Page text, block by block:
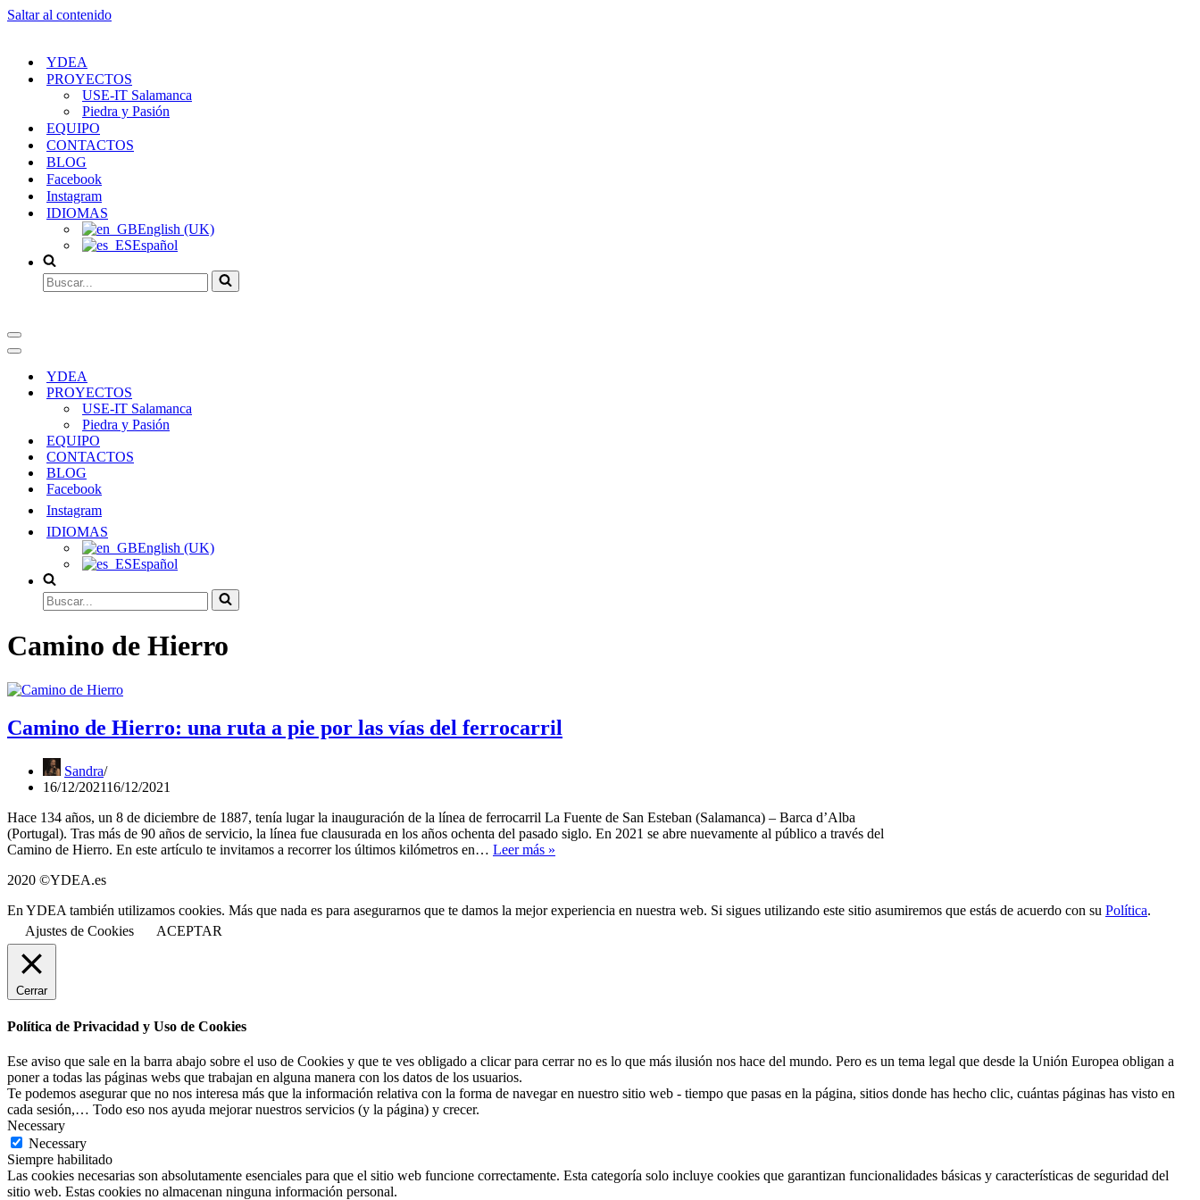
Saltar al contenido
YDEA
PROYECTOS
USE-IT Salamanca
Piedra y Pasión
EQUIPO
CONTACTOS
BLOG
Facebook
Instagram
IDIOMAS
English (UK)
Español
Buscar...
Menú
de
Menú
navegación
YDEA
PROYECTOS
USE-IT Salamanca
Piedra y Pasión
EQUIPO
CONTACTOS
BLOG
Facebook
Instagram
IDIOMAS
English (UK)
Español
Buscar...
Camino de Hierro
Camino de Hierro: una ruta a pie por las vías del ferrocarril
Sandra
16/12/202116/12/2021
Hace 134 años, un 8 de diciembre de 1887, tenía lugar la inauguración de la línea de ferrocarril La Fuente de San Esteban (Salamanca) – Barca d’Alba
(Portugal). Tras más de 90 años de servicio, la línea fue clausurada en los años ochenta del pasado siglo. En 2021 se abre nuevamente al público a través del
Camino de Hierro. En este artículo te invitamos a recorrer los últimos kilómetros en… Leer más »
ruta
2020 ©YDEA.es
En YDEA también utilizamos cookies. Más que nada es para asegurarnos que te damos la mejor experiencia en nuestra web. Si sigues utilizando este sitio asumiremos que estás de acuerdo con su Política.
Ajustes de Cookies
ACEPTAR
Cerrar
Política de Privacidad y Uso de Cookies
Ese aviso que sale en la barra abajo sobre el uso de Cookies y que te ves obligado a clicar para cerrar no es lo que más ilusión nos hace del mundo. Pero es un tema legal que desde la Unión Europea obligan a
poner a todas las páginas webs que trabajan en alguna manera con los datos de los usuarios.
Te podemos asegurar que no nos interesa más que la información relativa con la forma de navegar en nuestro sitio web - tiempo que pasas en la página, sitios donde has hecho clic, cuántas páginas has visto en
cada sesión,… Todo eso nos ayuda mejorar nuestros servicios (y la página) y crecer.
Necessary
Necessary
Siempre habilitado
Las cookies necesarias son absolutamente esenciales para que el sitio web funcione correctamente. Esta categoría solo incluye cookies que garantizan funcionalidades básicas y características de seguridad del
sitio web. Estas cookies no almacenan ninguna información personal.